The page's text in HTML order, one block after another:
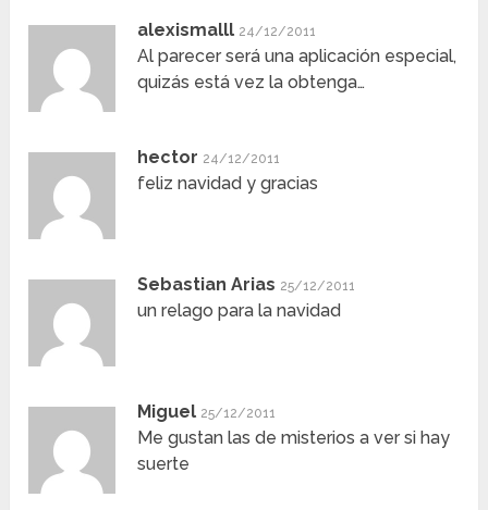
alexismalll 24/12/2011
Al parecer será una aplicación especial,
quizás está vez la obtenga…
hector 24/12/2011
feliz navidad y gracias
Sebastian Arias 25/12/2011
un relago para la navidad
Miguel 25/12/2011
Me gustan las de misterios a ver si hay
suerte